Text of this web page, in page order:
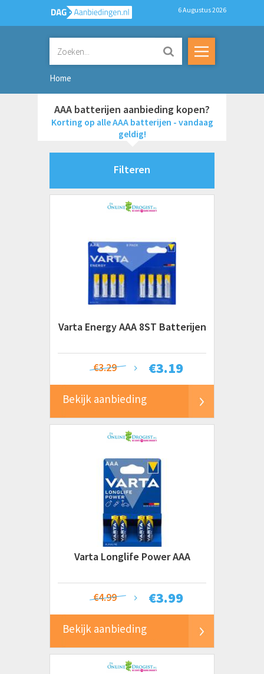
6 Augustus 2026
Home
AAA batterijen aanbieding kopen?
Korting op alle AAA batterijen - vandaag
geldig!
Filteren
€ 0 tot € 5
€ 5 tot € 10
€ 10 tot € 20+
Varta Energy AAA 8ST Batterijen
€3.19
€3.29
Bekijk aanbieding
Varta Longlife Power AAA
€3.99
€4.99
Bekijk aanbieding